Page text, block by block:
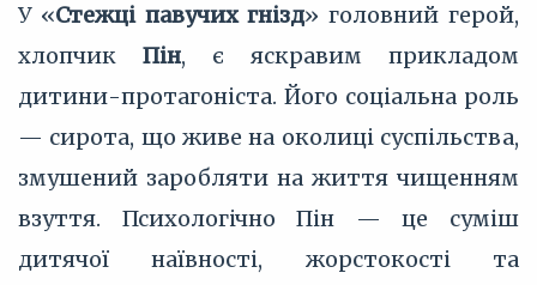
У «Стежці павучих гнізд» головний герой,
хлопчик Пін, є яскравим прикладом
дитини-протагоніста. Його соціальна роль
— сирота, що живе на околиці суспільства,
змушений заробляти на життя чищенням
взуття. Психологічно Пін — це суміш
дитячої наївності, жорстокості та